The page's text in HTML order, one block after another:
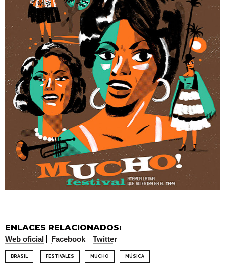
ENLACES RELACIONADOS:
Web oficial Facebook Twitter
BRASIL FESTIVALES MUCHO MÚSICA